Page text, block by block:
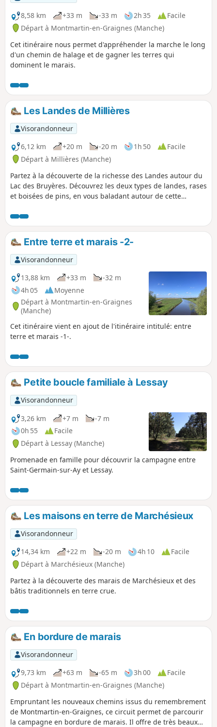
8,58 km
+33 m -33 m 2h 35
Facile
Départ à Montmartin-en-Graignes (Manche)
Cet itinéraire nous permet d'appréhender la marche le long
d'un chemin de halage et de gagner les terres qui
dominent le marais.
Les Landes de Millières
Visorandonneur
6,12 km
+20 m -20 m 1h 50
Facile
Départ à Millières (Manche)
Partez à la découverte de la richesse des Landes autour du
Lac des Bruyères. Découvrez les deux types de landes, rases
et boisées de pins, en vous baladant autour de cette
familles.
Entre terre et marais -2-
Visorandonneur
13,88 km
+33 m
-32 m
4h 05
Moyenne
Départ à Montmartin-en-Graignes
(Manche)
Cet itinéraire vient en ajout de l'itinéraire intitulé: entre
terre et marais -1-.
Petite boucle familiale à Lessay
Visorandonneur
3,26 km
+7 m
-7 m
0h 55
Facile
Départ à Lessay (Manche)
Promenade en famille pour découvrir la campagne entre
Saint-Germain-sur-Ay et Lessay.
Les maisons en terre de Marchésieux
Visorandonneur
14,34 km
+22 m -20 m 4h 10
Facile
Départ à Marchésieux (Manche)
Partez à la découverte des marais de Marchésieux et des
bâtis traditionnels en terre crue.
En bordure de marais
Visorandonneur
9,73 km
+63 m -65 m 3h 00
Facile
Départ à Montmartin-en-Graignes (Manche)
Empruntant les nouveaux chemins issus du remembrement
de Montmartin-en-Graignes, ce circuit permet de parcourir
la campagne en bordure de marais. Il offre de très beaux